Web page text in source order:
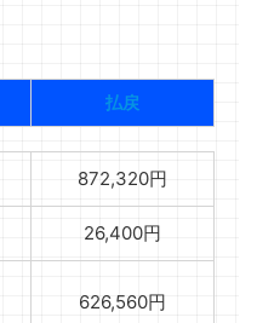
払戻
872,320円
26,400円
626,560円